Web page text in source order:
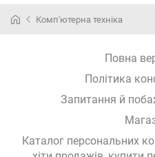
e
5
(
Комп'ютерна техніка
Повна
Політика
Запитання й
Каталог персональних